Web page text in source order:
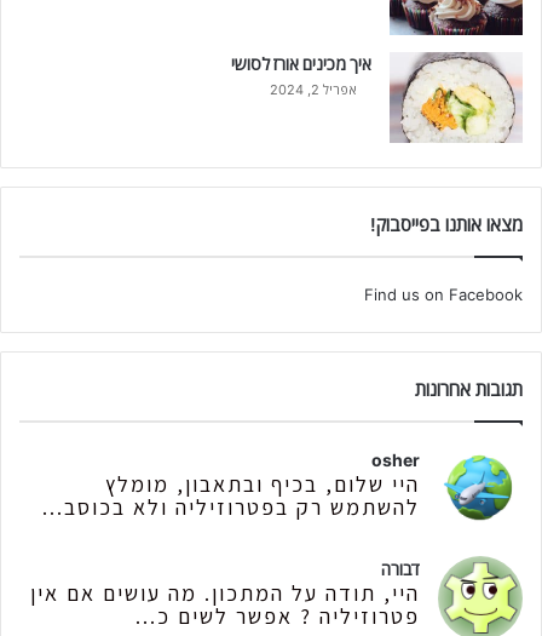
איך מכינים אורז לסושי
אפריל 2, 2024
מצאו אותנו בפייסבוק!
Find us on Facebook
תגובות אחרונות
osher
היי שלום, בכיף ובתאבון, מומלץ
להשתמש רק בפטרוזיליה ולא בכוסב...
דבורה
היי, תודה על המתכון. מה עושים אם אין
פטרוזיליה ? אפשר לשים כ...